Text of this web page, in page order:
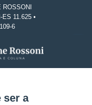
ES 11.625 •
6
ser a